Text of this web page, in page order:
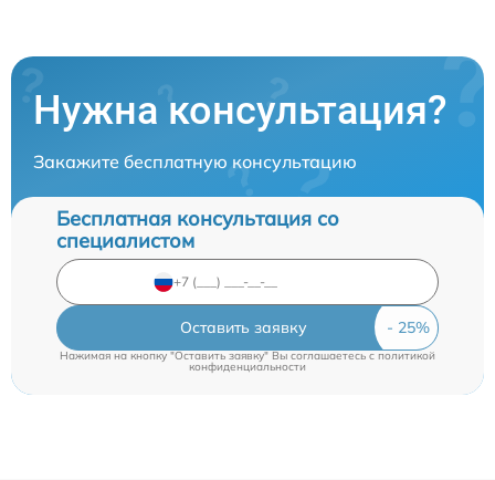
Нужна консультация?
Закажите бесплатную консультацию
Бесплатная консультация со
специалистом
Оставить заявку
Нажимая на кнопку "Оставить заявку" Вы соглашаетесь cполитикой
конфиденциальности